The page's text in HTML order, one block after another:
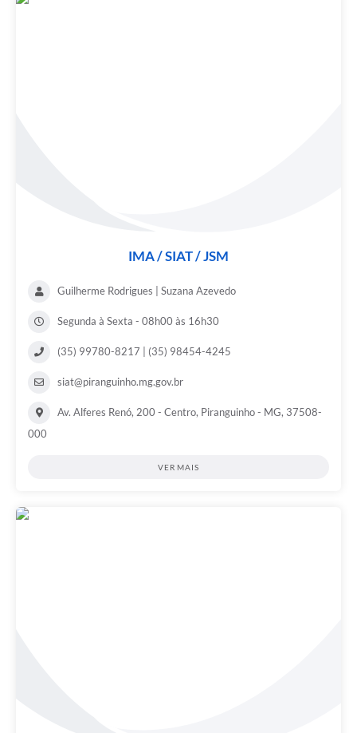
IMA / SIAT / JSM
Guilherme Rodrigues | Suzana Azevedo
Segunda à Sexta - 08h00 às 16h30
(35) 99780-8217 | (35) 98454-4245
siat@piranguinho.mg.gov.br
Av. Alferes Renó, 200 - Centro, Piranguinho - MG, 37508-
000
VER MAIS